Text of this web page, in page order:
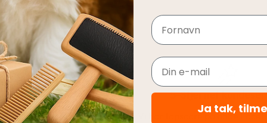
Hurtig levering
ordrer pakkes og afsendes
5-Stjernet
Vi har topscore på både
Navn
Email
Ja tak,